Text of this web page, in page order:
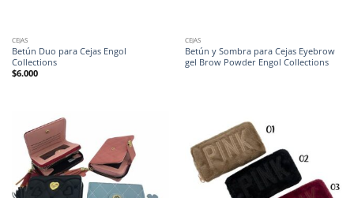
CEJAS
Betún Duo para Cejas Engol
Collections
$6.000
CEJAS
Betún y Sombra para Cejas Eyebrow
gel Brow Powder Engol Collections